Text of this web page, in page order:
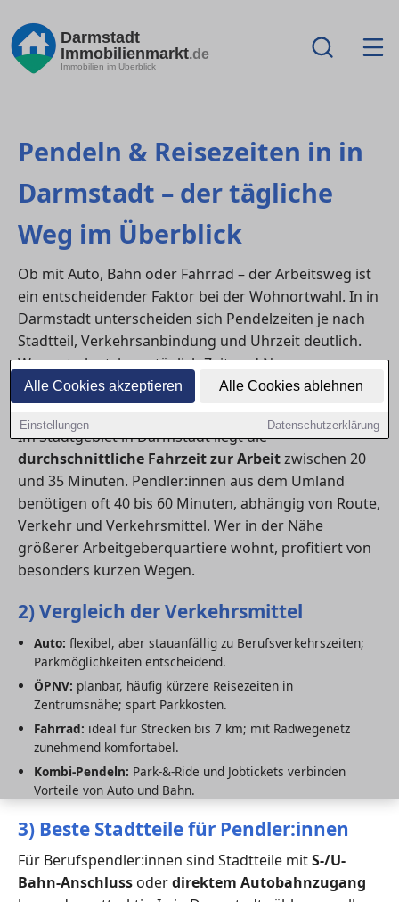
Alle Cookies akzeptieren Alle Cookies ablehnen
Einstellungen Datenschutzerklärung
Darmstadt
Immobilienmarkt.de
Immobilien im Überblick
Pendeln & Reisezeiten in in
Darmstadt – der tägliche
Weg im Überblick
Ob mit Auto, Bahn oder Fahrrad – der Arbeitsweg ist
ein entscheidender Faktor bei der Wohnortwahl. In in
Darmstadt unterscheiden sich Pendelzeiten je nach
Stadtteil, Verkehrsanbindung und Uhrzeit deutlich.
Wer gut plant, kann täglich Zeit und Nerven sparen.
1) Durchschnittliche Pendelzeiten
Im Stadtgebiet in Darmstadt liegt die
durchschnittliche Fahrzeit zur Arbeitzwischen 20
und 35 Minuten. Pendler:innen aus dem Umland
benötigen oft 40 bis 60 Minuten, abhängig von Route,
Verkehr und Verkehrsmittel. Wer in der Nähe
größerer Arbeitgeberquartiere wohnt, profitiert von
besonders kurzen Wegen.
2) Vergleich der Verkehrsmittel
Auto: flexibel, aber stauanfällig zu Berufsverkehrszeiten;
Parkmöglichkeiten entscheidend.
ÖPNV: planbar, häufig kürzere Reisezeiten in
Zentrumsnähe; spart Parkkosten.
Fahrrad: ideal für Strecken bis 7 km; mit Radwegenetz
zunehmend komfortabel.
Kombi-Pendeln: Park-&-Ride und Jobtickets verbinden
Vorteile von Auto und Bahn.
3) Beste Stadtteile für Pendler:innen
Für Berufspendler:innen sind Stadtteile mitS-/U-
Bahn-Anschluss oderdirektem Autobahnzugang